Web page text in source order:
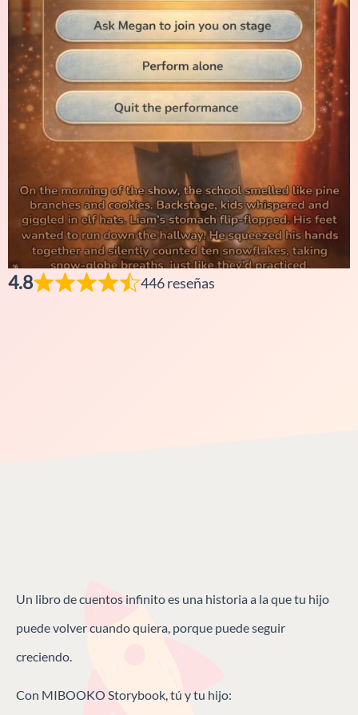
4.8 446 reseñas
Un libro de cuentos infinito es una historia a la que tu hijo
puede volver cuando quiera, porque puede seguir
creciendo.
Con MIBOOKO Storybook, tú y tu hijo: